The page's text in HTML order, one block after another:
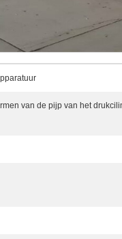
van de pijp van het